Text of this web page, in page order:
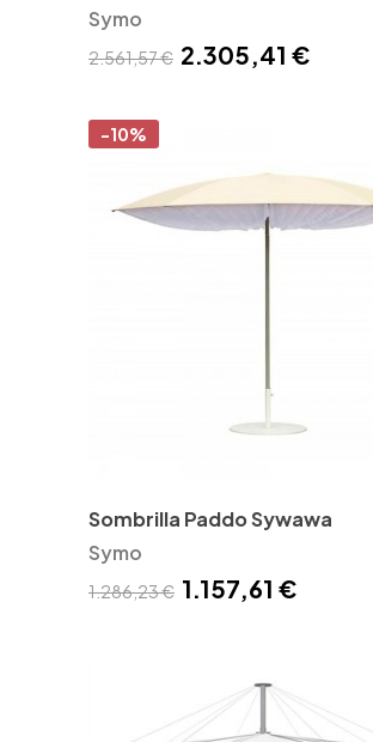
Symo
2.561,57 € 2.305,41 €
-10%
Sombrilla Paddo Sywawa
Symo
1.286,23 € 1.157,61 €